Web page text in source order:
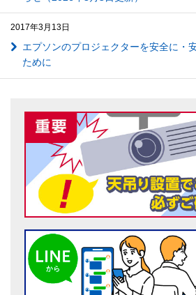
2017年3月13日
エプソンのプロジェクターを安全に・
ために